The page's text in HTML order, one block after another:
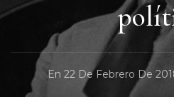
En 22 De Febrero De